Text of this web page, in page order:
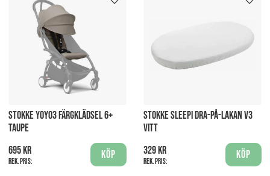
STOKKE YOYO3 FÄRGKLÄDSEL 6+
TAUPE
695 kr
Rek. pris:
Köp
STOKKE SLEEPI DRA-PÅ-LAKAN V3
VITT
329 kr
Rek. pris:
Köp